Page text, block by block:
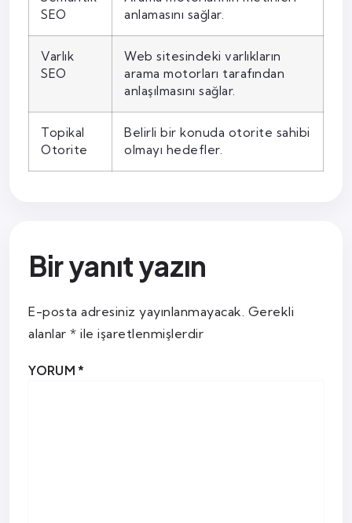
SEO
anlamasını sağlar.
Varlık
SEO
Web sitesindeki varlıkların
arama motorları tarafından
anlaşılmasını sağlar.
Topikal
Otorite
Belirli bir konuda otorite sahibi
olmayı hedefler.
Bir yanıt yazın
E-posta adresiniz yayınlanmayacak. Gerekli
alanlar * ile işaretlenmişlerdir
YORUM*